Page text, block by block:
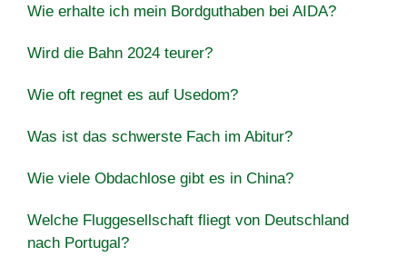
Wie erhalte ich mein Bordguthaben bei AIDA?
Wird die Bahn 2024 teurer?
Wie oft regnet es auf Usedom?
Was ist das schwerste Fach im Abitur?
Wie viele Obdachlose gibt es in China?
Welche Fluggesellschaft fliegt von Deutschland
nach Portugal?